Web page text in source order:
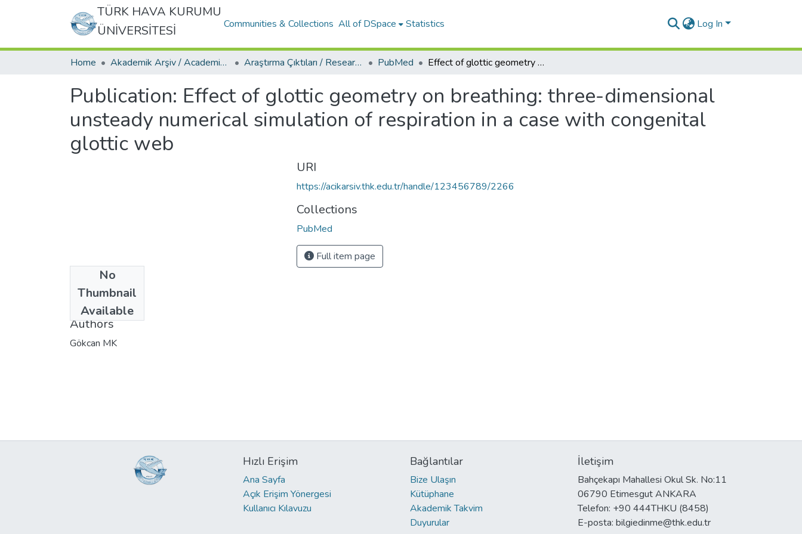
TÜRK HAVA KURUMU
ÜNİVERSİTESİ
Communities & Collections All of DSpace Statistics Log In
Home Akademik Arşiv / Academic Archive Araştırma Çıktıları / Research Outcomes PubMed Effect of glottic geometry on breathing: three-dimensional unsteady numerical simulation of respiration in a case with congenital glottic web
Publication: Effect of glottic geometry on breathing: three-dimensional
unsteady numerical simulation of respiration in a case with congenital
glottic web
No
Thumbnail
Available
2016
Authors
Gökcan MK
URI
https://acikarsiv.thk.edu.tr/handle/123456789/2266
Collections
PubMed
Full item page
Hızlı Erişim
Ana Sayfa
Açık Erişim Yönergesi
Kullanıcı Kılavuzu
Bağlantılar
Bize Ulaşın
Kütüphane
Akademik Takvim
Duyurular
İletişim
Bahçekapı Mahallesi Okul Sk. No:11
06790 Etimesgut ANKARA
Telefon: +90 444THKU (8458)
E-posta: bilgiedinme@thk.edu.tr